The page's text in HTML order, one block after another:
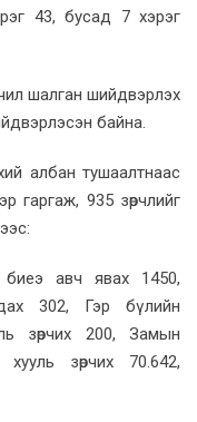
43, бусад 7 хэрэг
шалган шийдвэрлэх
байна.
албан тушаалтнаас
гаргаж, 935 зөрчлийг
авч явах 1450,
302, Гэр бүлийн
зөрчих 200, Замын
хууль зөрчих 70.642,